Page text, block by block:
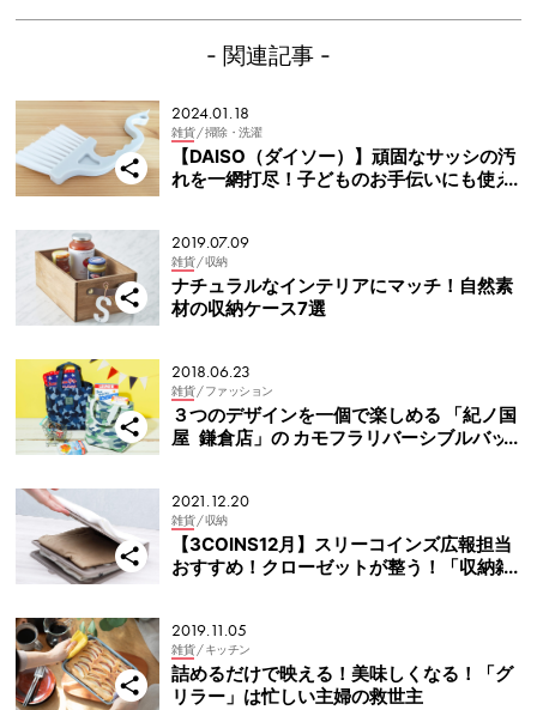
- 関連記事 -
2024.01.18
雑貨 / 掃除・洗濯
【DAISO（ダイソー）】頑固なサッシの汚
れを一網打尽！子どものお手伝いにも使え
2019.07.09
雑貨 / 収納
ナチュラルなインテリアにマッチ！自然素
材の収納ケース7選
2018.06.23
雑貨 / ファッション
３つのデザインを一個で楽しめる 「紀ノ国
屋 鎌倉店」の カモフラリバーシブルバッ
2021.12.20
雑貨 / 収納
【3COINS12月】スリーコインズ広報担当
おすすめ！クローゼットが整う！「収納雑
2019.11.05
雑貨 / キッチン
詰めるだけで映える！美味しくなる！「グ
リラー」は忙しい主婦の救世主